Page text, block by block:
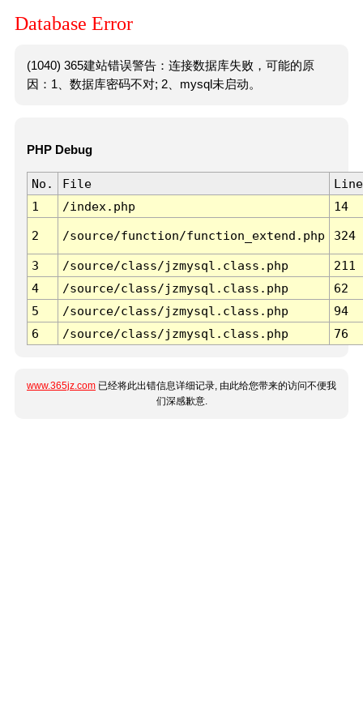
Database Error
(1040) 365建站错误警告：连接数据库失败，可能的原
因：1、数据库密码不对; 2、mysql未启动。
PHP Debug
No. File
Line
1
/index.php 14
2 /source/function/function_extend.php 324
3 /source/class/jzmysql.class.php
211
4
/source/class/jzmysql.class.php
62
5
/source/class/jzmysql.class.php
94
6
/source/class/jzmysql.class.php 76
www.365jz.com 已经将此出错信息详细记录, 由此给您带来的访问不便我
们深感歉意.